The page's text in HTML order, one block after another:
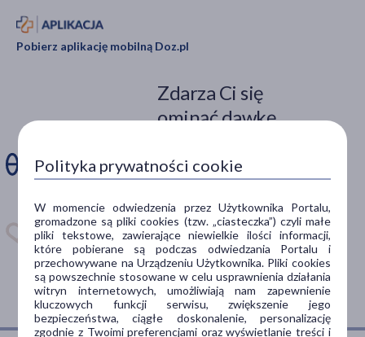
Pobierz aplikację mobilną Doz.pl
Zdarza Ci się
ominąć dawkę
Zainstaluj aplikację. Stwórz
kiedy wziąć lek.
Dostępna w
Polityka prywatności cookie
W momencie odwiedzenia przez Użytkownika Portalu,
gromadzone są pliki cookies (tzw. „ciasteczka”) czyli małe
pliki tekstowe, zawierające niewielkie ilości informacji,
które pobierane są podczas odwiedzania Portalu i
przechowywane na Urządzeniu Użytkownika. Pliki cookies
są powszechnie stosowane w celu usprawnienia działania
witryn internetowych, umożliwiają nam zapewnienie
kluczowych funkcji serwisu, zwiększenie jego
bezpieczeństwa, ciągłe doskonalenie, personalizację
zgodnie z Twoimi preferencjami oraz wyświetlanie treści i